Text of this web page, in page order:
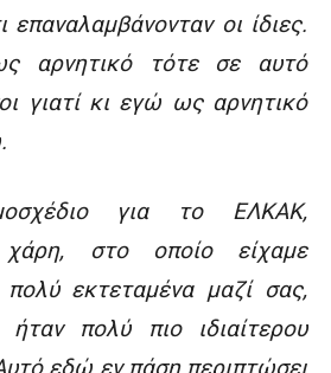
οι ίδιες.
αρνητικό τότε σε αυτό
γιατί κι εγώ ως αρνητικό
για το ΕΛΚΑΚ,
χάρη, στο οποίο είχαμε
εκτεταμένα μαζί σας,
πολύ πιο ιδιαίτερου